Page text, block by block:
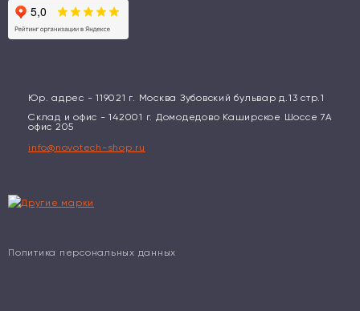
Юр. адрес - 119021 г. Москва Зубовский бульвар д.13 стр.1
Склад и офис - 142001 г. Домодедово Каширское Шоссе 7А
офис 205
info@novotech-shop.ru
Политика персональных данных